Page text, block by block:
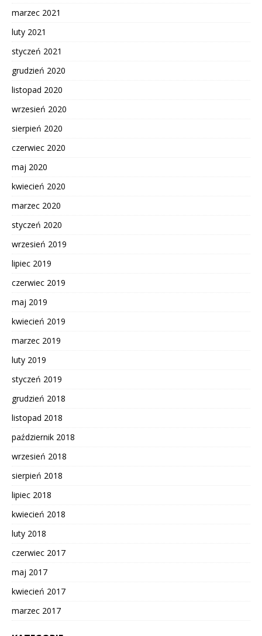
marzec 2021
luty 2021
styczeń 2021
grudzień 2020
listopad 2020
wrzesień 2020
sierpień 2020
czerwiec 2020
maj 2020
kwiecień 2020
marzec 2020
styczeń 2020
wrzesień 2019
lipiec 2019
czerwiec 2019
maj 2019
kwiecień 2019
marzec 2019
luty 2019
styczeń 2019
grudzień 2018
listopad 2018
październik 2018
wrzesień 2018
sierpień 2018
lipiec 2018
kwiecień 2018
luty 2018
czerwiec 2017
maj 2017
kwiecień 2017
marzec 2017